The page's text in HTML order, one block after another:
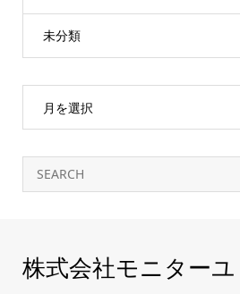
未分類
月を選択
株式会社モニターユ